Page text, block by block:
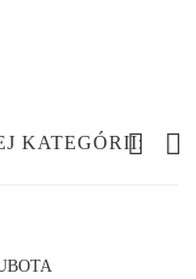
KATEGÓRII: